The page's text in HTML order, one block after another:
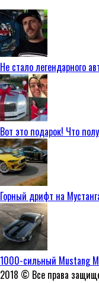
Не стало легендарного
Вот это подарок! Что
Горный дрифт на
1000-сильный Mustang
2018 © Все права